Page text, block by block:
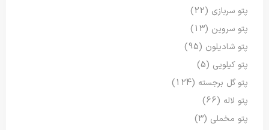
پتو سربازی (22)
پتو سروین (13)
پتو شادیلون (95)
پتو کیلویی (5)
پتو گل برجسته (124)
پتو لاله (66)
پتو مخملی (3)